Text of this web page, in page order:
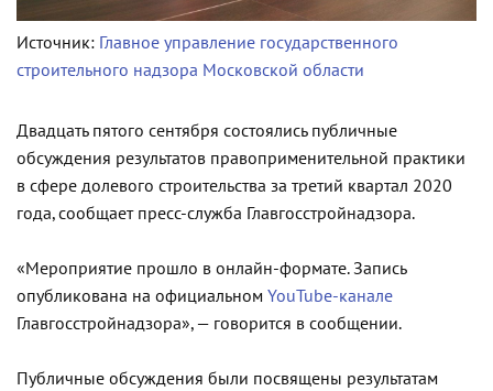
Источник: Главное управление государственного
строительного надзора Московской области
Двадцать пятого сентября состоялись публичные
обсуждения результатов правоприменительной практики
в сфере долевого строительства за третий квартал 2020
года, сообщает пресс-служба Главгосстройнадзора.
«Мероприятие прошло в онлайн-формате. Запись
опубликована на официальном YouTube-канале
Главгосстройнадзора», — говорится в сообщении.
Публичные обсуждения были посвящены результатам